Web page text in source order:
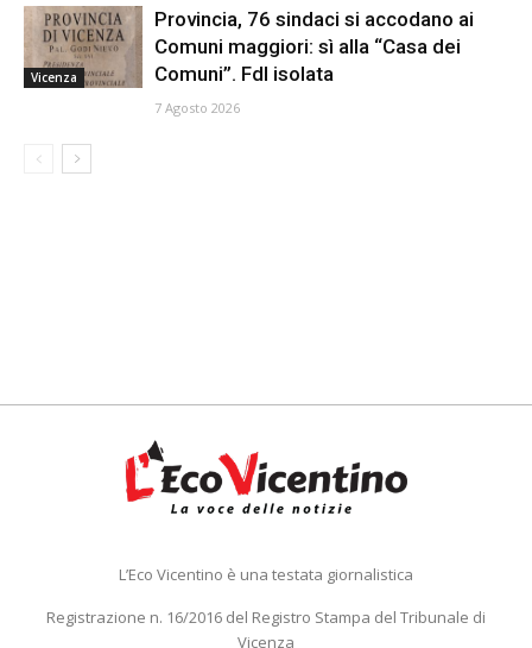
Vicenza
Provincia, 76 sindaci si accodano ai
Comuni maggiori: sì alla “Casa dei
Comuni”. FdI isolata
7 Agosto 2026
L’Eco Vicentino è una testata giornalistica
Registrazione n. 16/2016 del Registro Stampa del Tribunale di
Vicenza